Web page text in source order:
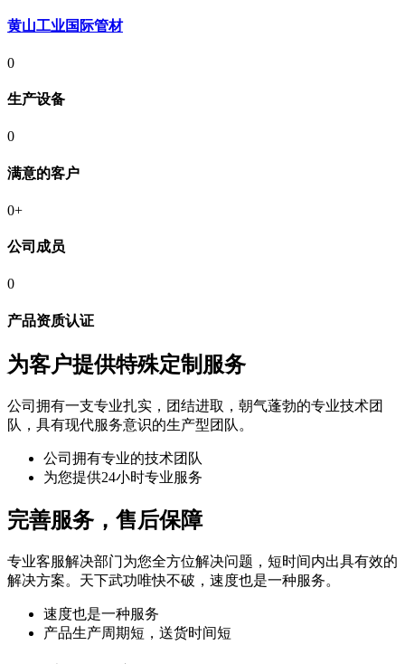
黄山工业国际管材
0
生产设备
0
满意的客户
0+
公司成员
0
产品资质认证
为客户提供特殊定制服务
公司拥有一支专业扎实，团结进取，朝气蓬勃的专业技术团
队，具有现代服务意识的生产型团队。
公司拥有专业的技术团队
为您提供24小时专业服务
完善服务，售后保障
专业客服解决部门为您全方位解决问题，短时间内出具有效的
解决方案。天下武功唯快不破，速度也是一种服务。
速度也是一种服务
产品生产周期短，送货时间短